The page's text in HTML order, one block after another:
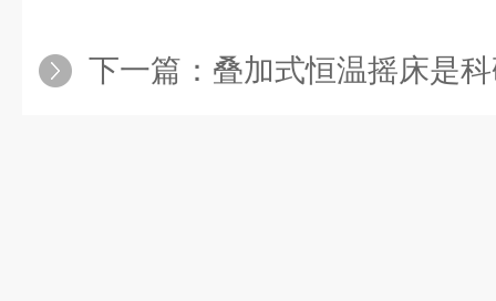
下一篇： 叠加式恒温摇床是科